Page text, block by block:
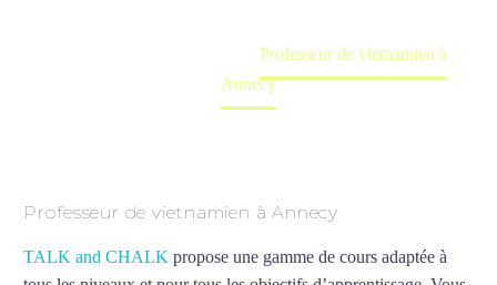
Professeur de vietnamien à
Annecy
Professeur de vietnamien à Annecy
TALK and CHALK propose une gamme de cours adaptée à